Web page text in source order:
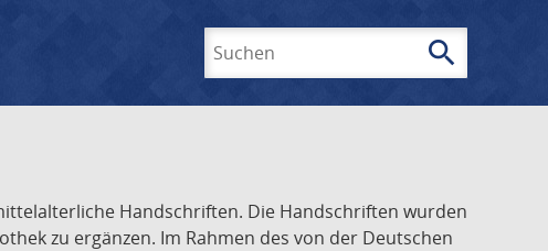
search
Handschriften. Die Handschriften wurden
zu ergänzen. Im Rahmen des von der Deutschen